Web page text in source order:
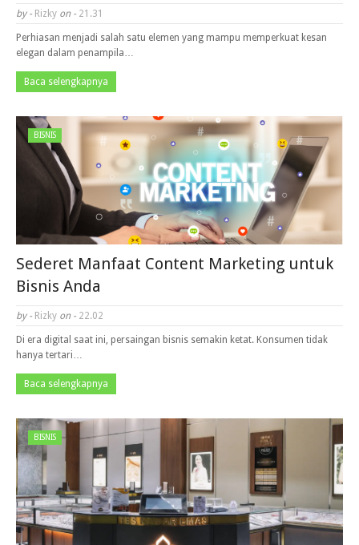
by - Rizky on - 21.31
Perhiasan menjadi salah satu elemen yang mampu memperkuat kesan
elegan dalam penampila…
Baca selengkapnya
BISNIS
Sederet Manfaat Content Marketing untuk
Bisnis Anda
by - Rizky on - 22.02
Di era digital saat ini, persaingan bisnis semakin ketat. Konsumen tidak
hanya tertari…
Baca selengkapnya
BISNIS